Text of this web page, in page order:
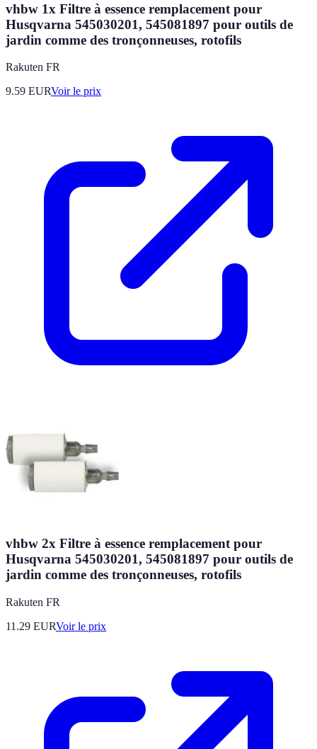
vhbw 1x Filtre à essence remplacement pour
Husqvarna 545030201, 545081897 pour outils de
jardin comme des tronçonneuses, rotofils
Rakuten FR
9.59 EURVoir le prix
vhbw 2x Filtre à essence remplacement pour
Husqvarna 545030201, 545081897 pour outils de
jardin comme des tronçonneuses, rotofils
Rakuten FR
11.29 EURVoir le prix